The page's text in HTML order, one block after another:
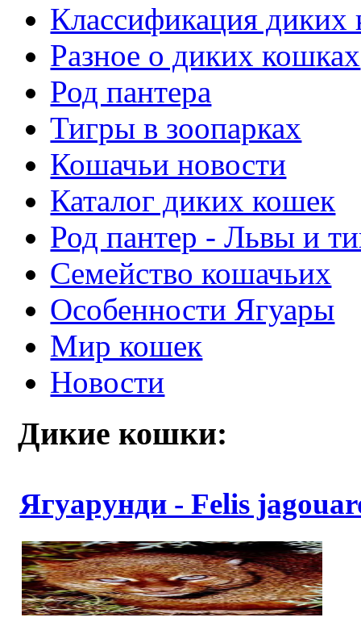
Классификация диких
Разное о диких кошках
Род пантера
Тигры в зоопарках
Кошачьи новости
Каталог диких кошек
Род пантер - Львы и
Семейство кошачьих
Особенности Ягуары
Мир кошек
Новости
Дикие кошки:
Ягуарунди - Felis